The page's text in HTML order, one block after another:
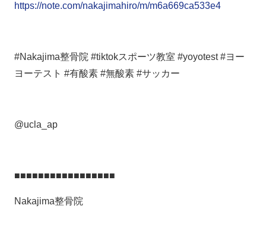
https://note.com/nakajimahiro/m/m6a669ca533e4
#Nakajima整骨院 #tiktokスポーツ教室 #yoyotest #ヨー
ヨーテスト #有酸素 #無酸素 #サッカー
@ucla_ap
■■■■■■■■■■■■■■■■■
Nakajima整骨院